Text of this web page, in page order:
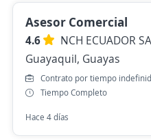
Asesor Comercial
4.6
NCH ECUADOR SA
Guayaquil, Guayas
Contrato por tiempo
Tiempo Completo
Hace 4 días